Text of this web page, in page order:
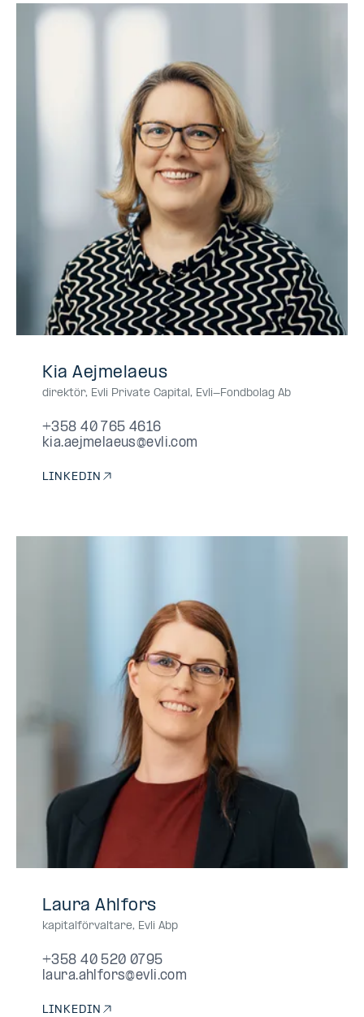
Kia Aejmelaeus
direktör, Evli Private Capital, Evli-Fondbolag Ab
+358 40 765 4616
+358
40
4616
+358407654616
040
765
0407654616
040-
7654616
kia.aejmelaeus@evli.com
LINKEDIN
Laura Ahlfors
kapitalförvaltare, Evli Abp
+358 40 520 0795
+358
40
0795
+358405200795
040
520
0405200795
040-
5200795
laura.ahlfors@evli.com
LINKEDIN